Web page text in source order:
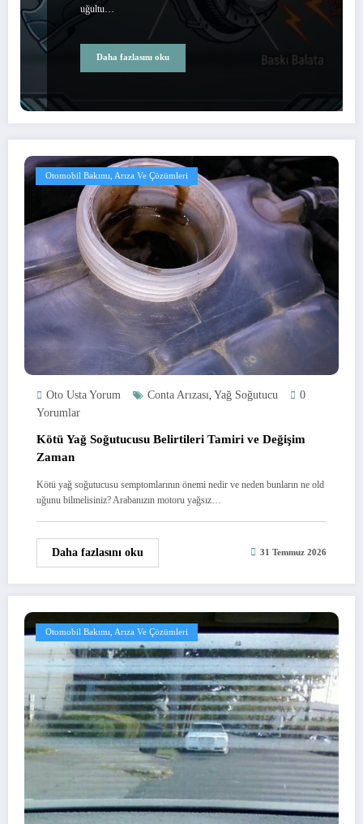
uğultu…
Daha fazlasını oku
Otomobil Bakımı, Arıza Ve Çözümleri
Oto Usta Yorum Conta Arızası Yağ Soğutucu
0
Yorumlar
Kötü Yağ Soğutucusu Belirtileri Tamiri ve Değişim
Zaman
Kötü yağ soğutucusu semptomlarının önemi nedir ve neden bunların ne old
uğunu bilmelisiniz? Arabanızın motoru yağsız…
Daha fazlasını oku 31 Temmuz 2026
Otomobil Bakımı, Arıza Ve Çözümleri